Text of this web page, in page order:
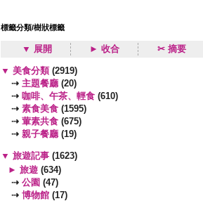
標籤分類/樹狀標籤
▼ 展開 ► 收合 ✂ 摘要
▼ 美食分類 (2919)
⇢ 主題餐廳 (20)
⇢ 咖啡、午茶、輕食 (610)
⇢ 素食美食 (1595)
⇢ 葷素共食 (675)
⇢ 親子餐廳 (19)
▼ 旅遊記事 (1623)
► 旅遊 (634)
⇢ 公園 (47)
⇢ 博物館 (17)